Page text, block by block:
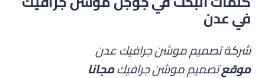
في عدن
شركة تصميم موشن جرافيك عدن
موقعتصميم موشن جرافيكمجانا